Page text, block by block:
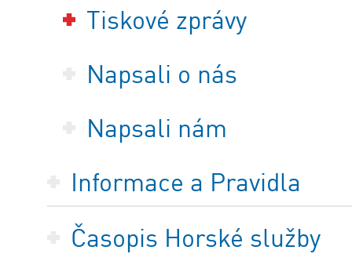
Tiskové zprávy
Napsali o nás
Napsali nám
Informace a Pravidla
Časopis Horské služby